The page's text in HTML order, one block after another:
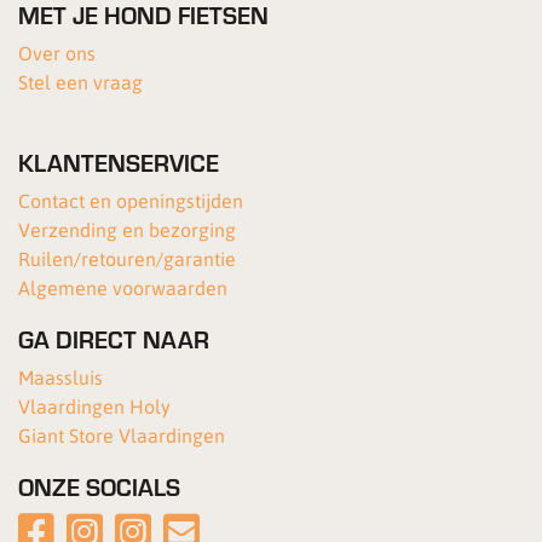
MET JE HOND FIETSEN
Over ons
Stel een vraag
KLANTENSERVICE
Contact en openingstijden
Verzending en bezorging
Ruilen/retouren/garantie
Algemene voorwaarden
GA DIRECT NAAR
Maassluis
Vlaardingen Holy
Giant Store Vlaardingen
ONZE SOCIALS